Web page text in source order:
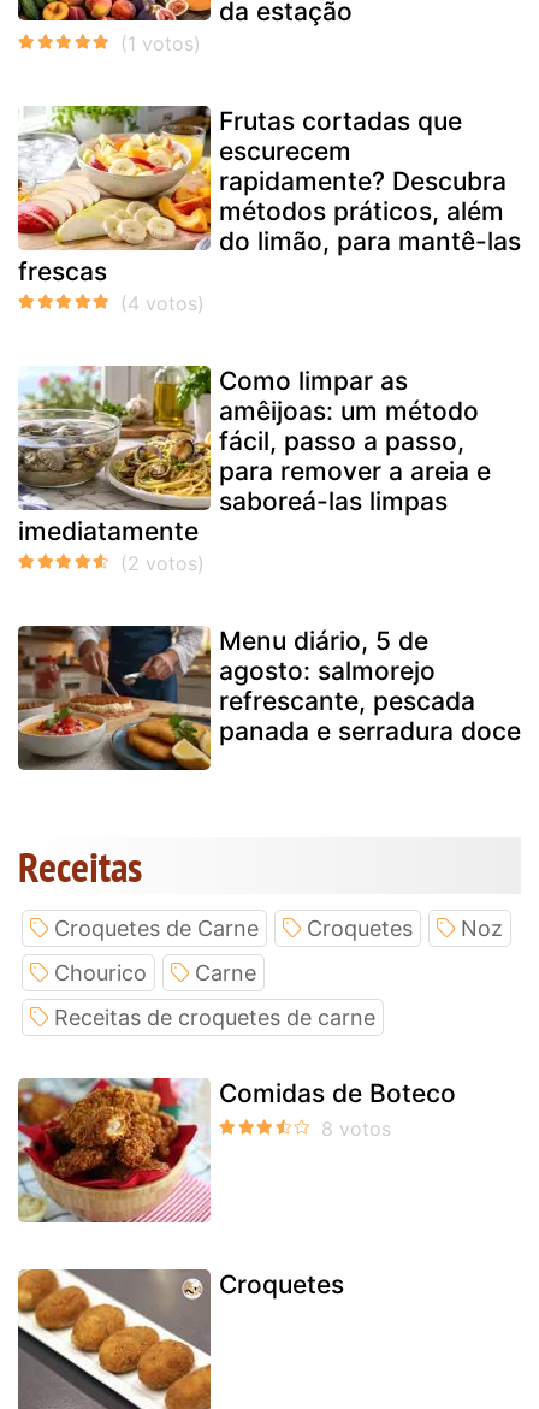
da estação
Frutas cortadas que
escurecem
rapidamente? Descubra
métodos práticos, além
do limão, para mantê-las
frescas
Como limpar as
amêijoas: um método
fácil, passo a passo,
para remover a areia e
saboreá-las limpas
imediatamente
Menu diário, 5 de
agosto: salmorejo
refrescante, pescada
panada e serradura doce
Receitas
Croquetes de Carne Croquetes
Noz
Chourico
Carne
Receitas de croquetes de carne
Comidas de Boteco
Croquetes